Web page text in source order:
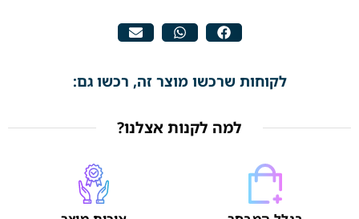
לקוחות שרכשו מוצר זה, רכשו גם:
למה לקנות אצלנו?